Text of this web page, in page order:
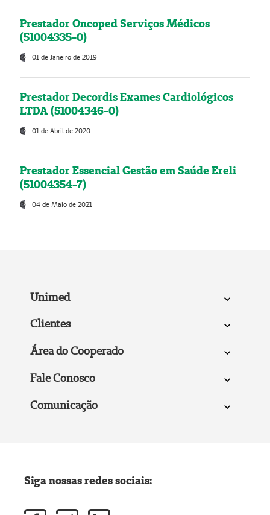
Prestador Oncoped Serviços Médicos
(51004335-0)
01 de Janeiro de 2019
Prestador Decordis Exames Cardiológicos
LTDA (51004346-0)
01 de Abril de 2020
Prestador Essencial Gestão em Saúde Ereli
(51004354-7)
04 de Maio de 2021
Unimed
Clientes
Área do Cooperado
Fale Conosco
Comunicação
Siga nossas redes sociais: